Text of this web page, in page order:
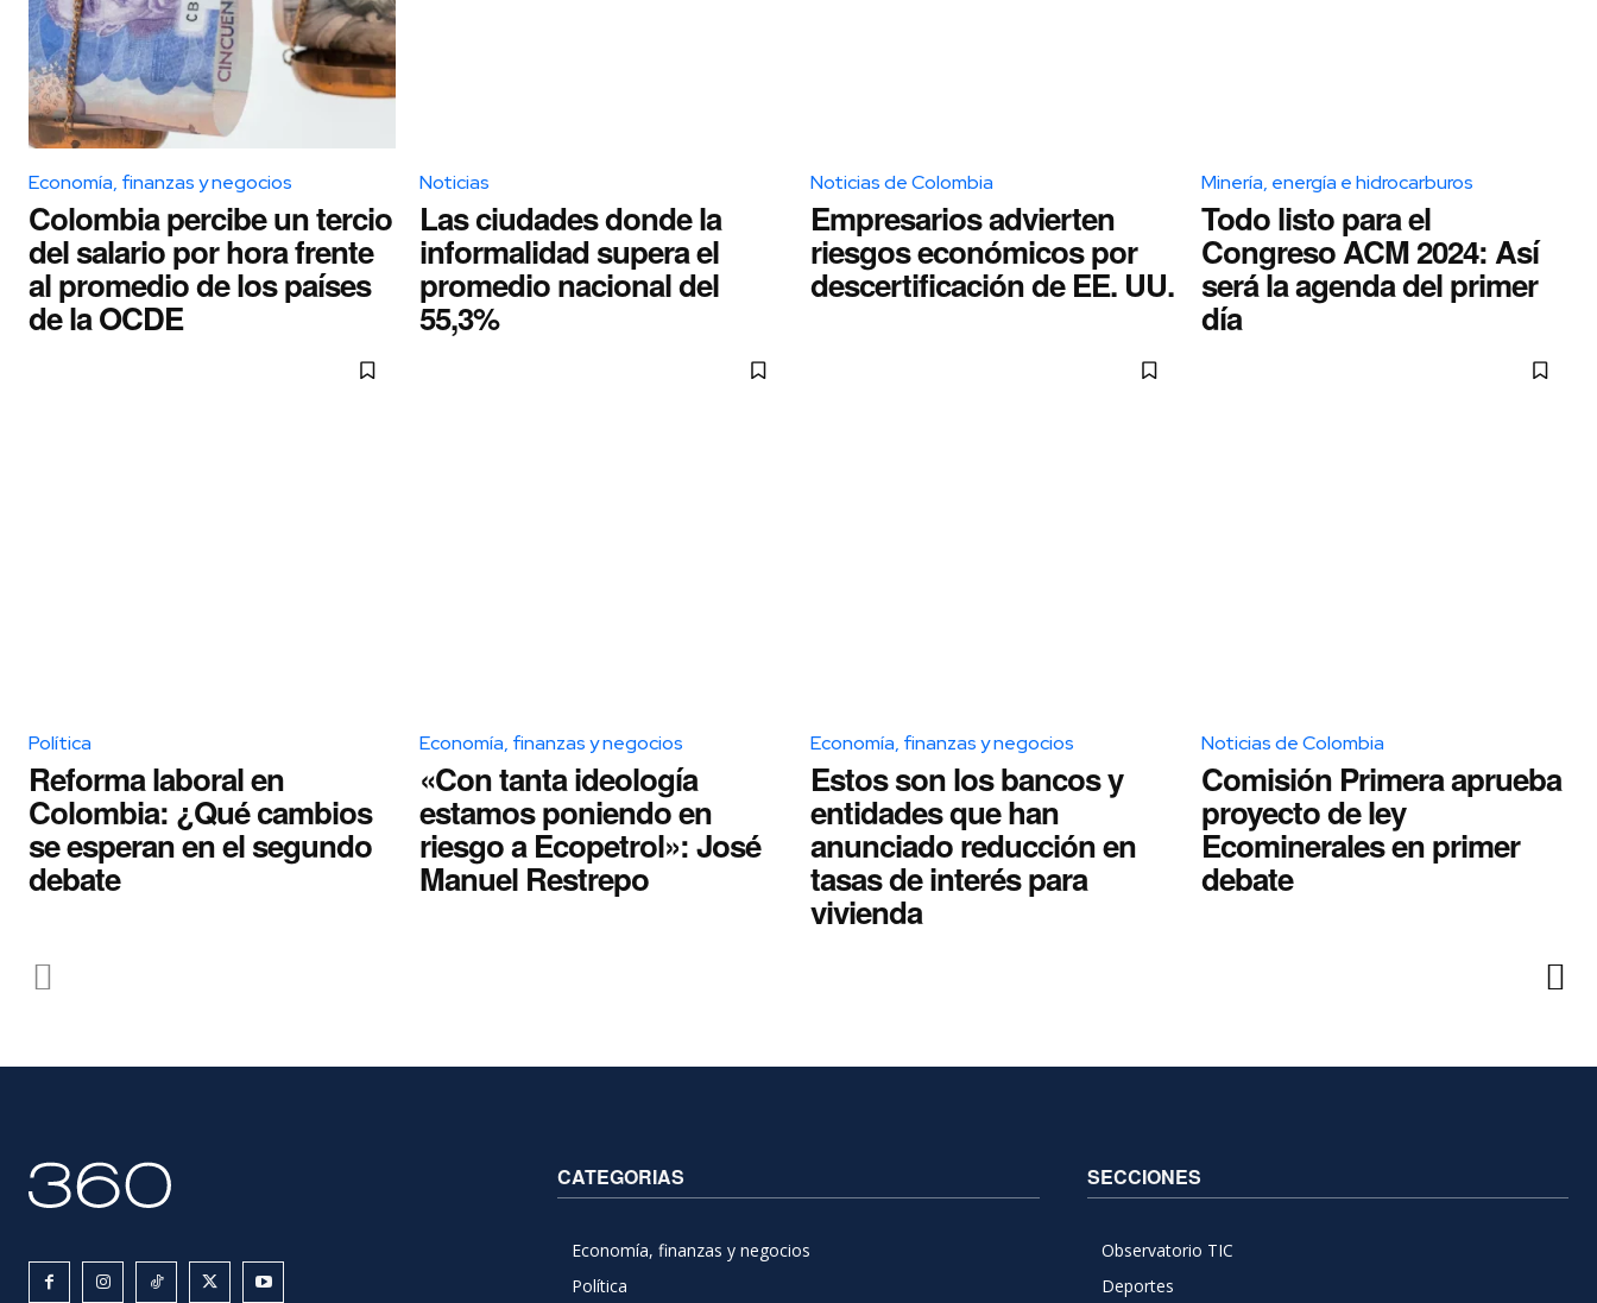
Economía, finanzas y negocios
Colombia percibe un tercio
del salario por hora frente
al promedio de los países
de la OCDE
Noticias
Las ciudades donde la
informalidad supera el
promedio nacional del
55,3%
Noticias de Colombia
Empresarios advierten
riesgos económicos por
descertificación de EE. UU.
Minería, energía e hidrocarburos
Todo listo para el
Congreso ACM 2024: Así
será la agenda del primer
día
Política
Reforma laboral en
Colombia: ¿Qué cambios
se esperan en el segundo
debate
Economía, finanzas y negocios
«Con tanta ideología
estamos poniendo en
riesgo a Ecopetrol»: José
Manuel Restrepo
Economía, finanzas y negocios
Estos son los bancos y
entidades que han
anunciado reducción en
tasas de interés para
vivienda
Noticias de Colombia
Comisión Primera aprueba
proyecto de ley
Ecominerales en primer
debate
CATEGORIAS
Economía, finanzas y negocios
Política
SECCIONES
Observatorio TIC
Deportes